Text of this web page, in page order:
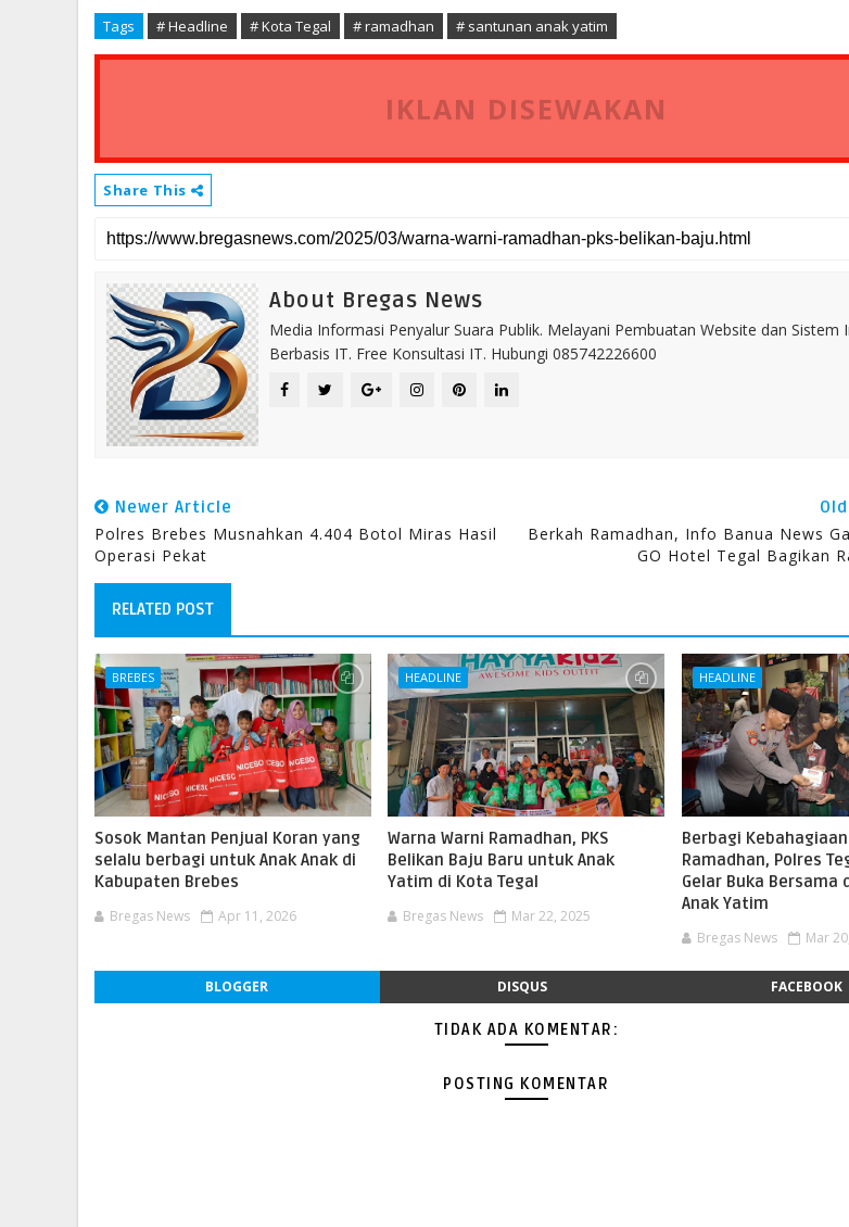
Tags # Headline # Kota Tegal # ramadhan # santunan anak yatim
IKLAN DISEWAKAN
Share This
About Bregas News
Media Informasi Penyalur Suara Publik. Melayani Pembuatan Website dan Sistem
Berbasis IT. Free Konsultasi IT. Hubungi 085742226600
Newer Article
Polres Brebes Musnahkan 4.404 Botol Miras Hasil
Operasi Pekat
Berkah Ramadhan, Info Banua News
GO Hotel Tegal Bagikan
RELATED POST
BREBES
Sosok Mantan Penjual Koran yang
selalu berbagi untuk Anak Anak di
Kabupaten Brebes
Bregas News Apr 11, 2026
HEADLINE
Warna Warni Ramadhan, PKS
Belikan Baju Baru untuk Anak
Yatim di Kota Tegal
Bregas News Mar 22, 2025
HEADLINE
Berbagi
Ramadhan, Polres
Gelar Buka Bersama
Anak Yatim
Bregas News Mar
BLOGGER DISQUS FACEBOOK
TIDAK ADA KOMENTAR:
POSTING KOMENTAR